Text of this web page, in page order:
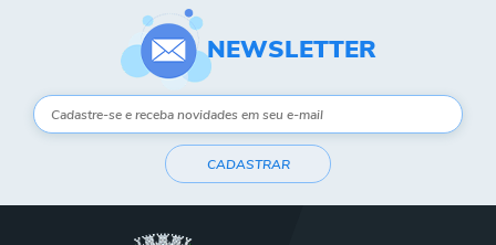
NEWSLETTER
CADASTRAR